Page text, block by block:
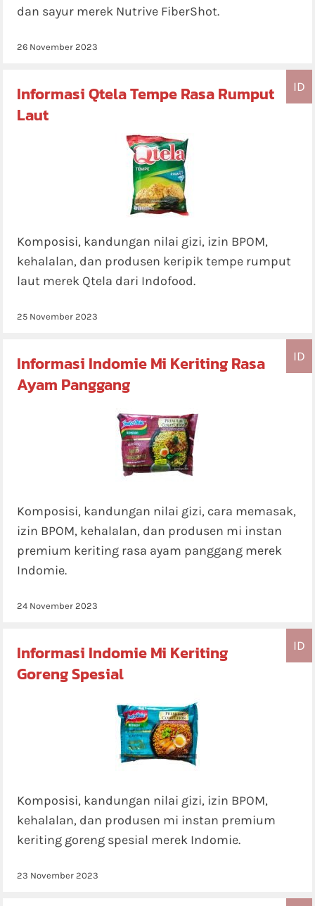
dan sayur merek Nutrive FiberShot.
26 November 2023
ID
Informasi Qtela Tempe Rasa Rumput
Laut
Komposisi, kandungan nilai gizi, izin BPOM,
kehalalan, dan produsen keripik tempe rumput
laut merek Qtela dari Indofood.
25 November 2023
ID
Informasi Indomie Mi Keriting Rasa
Ayam Panggang
Komposisi, kandungan nilai gizi, cara memasak,
izin BPOM, kehalalan, dan produsen mi instan
premium keriting rasa ayam panggang merek
Indomie.
24 November 2023
ID
Informasi Indomie Mi Keriting
Goreng Spesial
Komposisi, kandungan nilai gizi, izin BPOM,
kehalalan, dan produsen mi instan premium
keriting goreng spesial merek Indomie.
23 November 2023